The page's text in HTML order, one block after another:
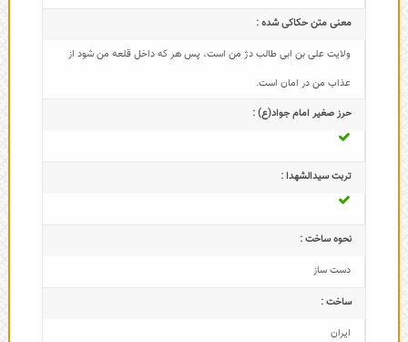
معنی متن حکاکی شده :
ولايت على بن ابى طالب دژ من است، پس هر كه داخل قلعه من شود از
عذاب من در امان است.
حرز صغیر امام جواد(ع) :
تربت سیدالشهدا :
نحوه ساخت :
دست ساز
ساخت :
ایران